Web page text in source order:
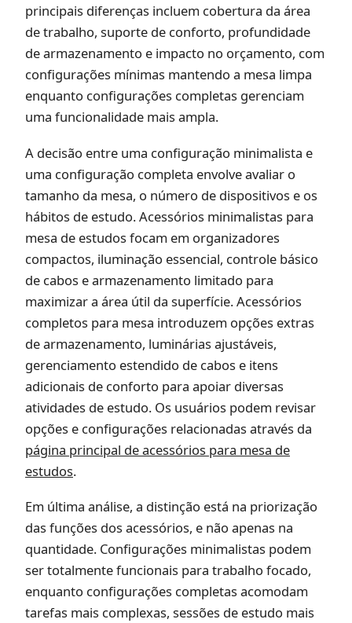
principais diferenças incluem cobertura da área
de trabalho, suporte de conforto, profundidade
de armazenamento e impacto no orçamento, com
configurações mínimas mantendo a mesa limpa
enquanto configurações completas gerenciam
uma funcionalidade mais ampla.
A decisão entre uma configuração minimalista e
uma configuração completa envolve avaliar o
tamanho da mesa, o número de dispositivos e os
hábitos de estudo. Acessórios minimalistas para
mesa de estudos focam em organizadores
compactos, iluminação essencial, controle básico
de cabos e armazenamento limitado para
maximizar a área útil da superfície. Acessórios
completos para mesa introduzem opções extras
de armazenamento, luminárias ajustáveis,
gerenciamento estendido de cabos e itens
adicionais de conforto para apoiar diversas
atividades de estudo. Os usuários podem revisar
opções e configurações relacionadas através da
página principal de acessórios para mesa de
estudos.
Em última análise, a distinção está na priorização
das funções dos acessórios, e não apenas na
quantidade. Configurações minimalistas podem
ser totalmente funcionais para trabalho focado,
enquanto configurações completas acomodam
tarefas mais complexas, sessões de estudo mais